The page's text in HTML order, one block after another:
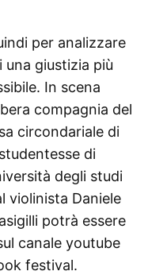
per analizzare
giustizia più
In scena
compagnia del
circondariale di
di
degli studi
violinista Daniele
potrà essere
canale youtube
festival.